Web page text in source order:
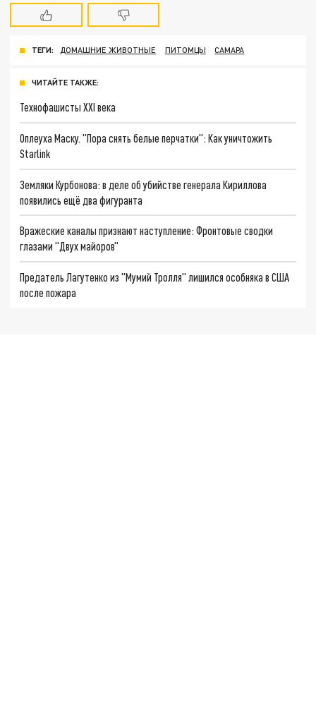
ТЕГИ: ДОМАШНИЕ ЖИВОТНЫЕ ПИТОМЦЫ САМАРА
ЧИТАЙТЕ ТАКЖЕ:
Технофашисты XXI века
Оплеуха Маску. "Пора снять белые перчатки": Как уничтожить
Starlink
Земляки Курбонова: в деле об убийстве генерала Кириллова
появились ещё два фигуранта
Вражеские каналы признают наступление: Фронтовые сводки
глазами "Двух майоров"
Предатель Лагутенко из "Мумий Тролля" лишился особняка в США
после пожара